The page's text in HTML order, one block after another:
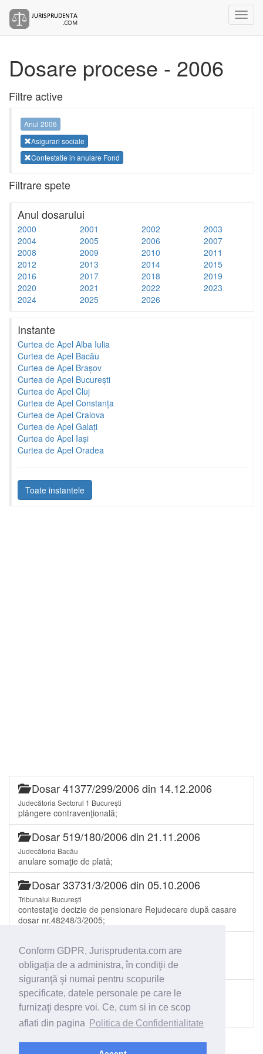
Conform GDPR, Jurisprudenta.com are
obligaţia de a administra, în condiţii de
siguranţă şi numai pentru scopurile
specificate, datele personale pe care le
furnizaţi despre voi. Ce, cum si in ce scop
aflati din pagina
Politica de Confidentialitate
Dosare procese - 2006
Filtre active
Anul 2006
Asigurari sociale
Contestatie in anulare Fond
Filtrare spete
Anul dosarului
2000 2001 2002
2003
2004
2005 2006
2007
2008
2009 2010
2011
2012
2013 2014
2015
2016
2017 2018
2019
2020
2021 2022
2023
2024
2025 2026
Instante
Curtea de Apel Alba Iulia
Curtea de Apel Bacău
Curtea de Apel Brașov
Curtea de Apel București
Curtea de Apel Cluj
Curtea de Apel Constanța
Curtea de Apel Craiova
Curtea de Apel Galați
Curtea de Apel Iași
Curtea de Apel Oradea
Toate instantele
Dosar 41377/299/2006 din 14.12.2006
Judecătoria Sectorul 1 București
plângere contravenţională;
Dosar 519/180/2006 din 21.11.2006
Judecătoria Bacău
anulare somaţie de plată;
Dosar 33731/3/2006 din 05.10.2006
Tribunalul București
contestaţie decizie de pensionare Rejudecare după casare
dosar nr.48248/3/2005;
Dosar 28/247/2006 din 12.07.2006
plângere contravenţională;
Dosar 6867/3/2006 din 22.02.2006
Tribunalul București
recalculare pensie;